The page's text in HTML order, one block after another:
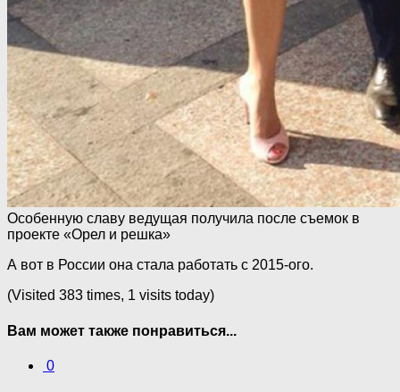
Особенную славу ведущая получила после съемок в
проекте «Орел и решка»
А вот в России она стала работать с 2015-ого.
(Visited 383 times, 1 visits today)
Вам может также понравиться...
0